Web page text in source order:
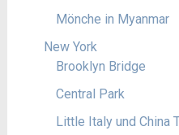
Mönche in Myanmar
New York
Brooklyn Bridge
Central Park
Little Italy und China